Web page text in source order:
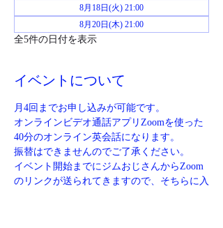
8月18日(火) 21:00
8月20日(木) 21:00
全5件の日付を表示
イベントについて
月4回までお申し込みが可能です。
オンラインビデオ通話アプリZoomを使った
40分のオンライン英会話になります。
振替はできませんのでご了承ください。
イベント開始までにジムおじさんからZoom
のリンクが送られてきますので、そちらに入